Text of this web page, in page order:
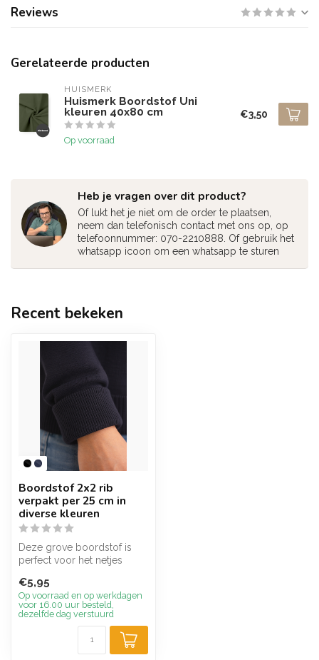
Reviews
Gerelateerde producten
HUISMERK
Huismerk Boordstof Uni
kleuren 40x80 cm
Op voorraad
€3,50
Heb je vragen over dit product?
Of lukt het je niet om de order te plaatsen,
neem dan telefonisch contact met ons op, op
telefoonnummer: 070-2210888. Of gebruik het
whatsapp icoon om een whatsapp te sturen
Recent bekeken
Boordstof 2x2 rib
verpakt per 25 cm in
diverse kleuren
Deze grove boordstof is
perfect voor het netjes
boorden, ta...
€5,95
Op voorraad en op werkdagen
voor 16.00 uur besteld,
dezelfde dag verstuurd